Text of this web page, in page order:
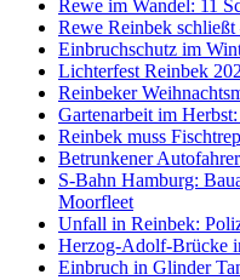
Rewe im Wandel: 11
Rewe Reinbek
Einbruchschutz im
Lichterfest Reinbek
Reinbeker
Gartenarbeit im
Reinbek muss
Betrunkener
S-Bahn Hamburg:
Moorfleet
Unfall in Reinbek:
Herzog-Adolf-Brücke
Einbruch in Glinder